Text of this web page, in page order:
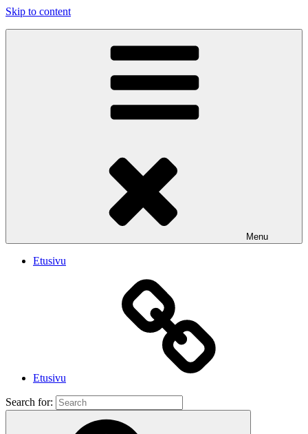
Skip to content
PUBLIC SHAME
Emme soita iskelmää. Soitamme viihdyttävää Rock musiikkia.
Menu
Etusivu
Etusivu
Search for: